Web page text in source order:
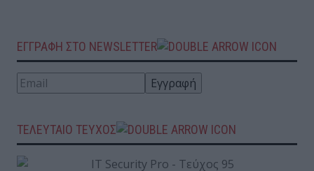
ΕΓΓΡΑΦΗ ΣΤΟ NEWSLETTER
ΤΕΛΕΥΤΑΙΟ ΤΕΥΧΟΣ